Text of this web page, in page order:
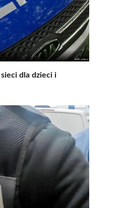
dla dzieci i